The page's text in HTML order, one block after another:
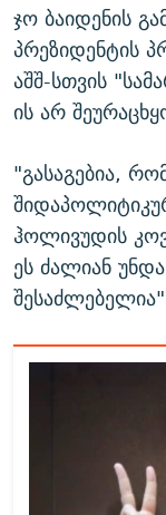
ჯო ბაიდენის
პრეზიდენტის
აშშ-სთვის
ის არ
"გასაგებია,
ჰოლივუდის
ეს ძალიან